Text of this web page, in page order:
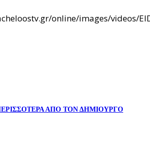
online/images/videos/
ΑΠΟ ΤΟΝ ΔΗΜΙΟΥΡΓΟ